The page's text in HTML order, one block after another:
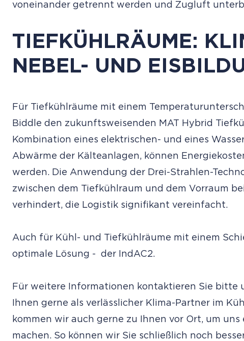
voneinander getrennt werden und Zugluft
TIEFKÜHLRÄUME:
NEBEL- UND
Für Tiefkühlräume mit einem
Biddle den zukunftsweisenden MAT Hybrid
Kombination eines elektrischen- und eines
Abwärme der Kälteanlagen, können
werden. Die Anwendung der Drei-Strahlen-
zwischen dem Tiefkühlraum und dem Vorraum
verhindert, die Logistik signifikant vereinfacht.
Auch für Kühl- und Tiefkühlräume mit einem
optimale Lösung - der IndAC2.
Für weitere Informationen kontaktieren Sie bitte
Ihnen gerne als verlässlicher Klima-Partner im
kommen wir auch gerne zu Ihnen vor Ort, um
machen. So können wir Sie schließlich noch